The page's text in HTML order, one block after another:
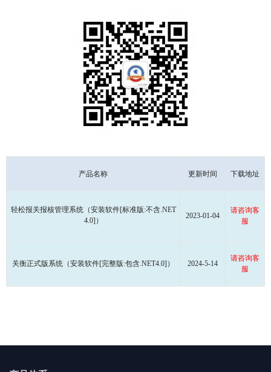
产品名称 更新时间 下载地址
轻松报关报核管理系统（安装软件[标准版:不含.NET
4.0]）
2023-01-04
请咨询客
服
关衡正式版系统（安装软件[完整版:包含.NET4.0]） 2024-5-14
请咨询客
服